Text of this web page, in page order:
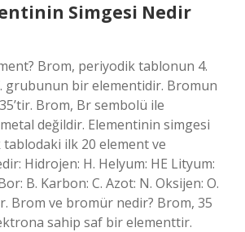
Simgesi Nedir
Brom, periyodik tablonun 4.
grubunun bir elementidir. Bromun
Brom, Br sembolü ile
değildir. Elementinin simgesi
ilk 20 element ve
Hidrojen: H. Helyum: HE Lityum:
B. Karbon: C. Azot: N. Oksijen: O.
Brom ve bromür nedir? Brom, 35
sahip saf bir elementtir.